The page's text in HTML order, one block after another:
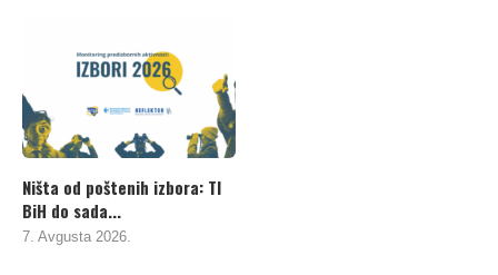
Ništa od poštenih izbora: TI
BiH do sada...
7. Avgusta 2026.